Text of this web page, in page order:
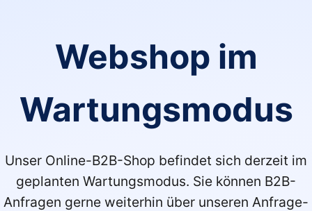
Webshop im
Wartungsmodus
Unser Online-B2B-Shop befindet sich derzeit im
geplanten Wartungsmodus. Sie können B2B-
Anfragen gerne weiterhin über unseren Anfrage-